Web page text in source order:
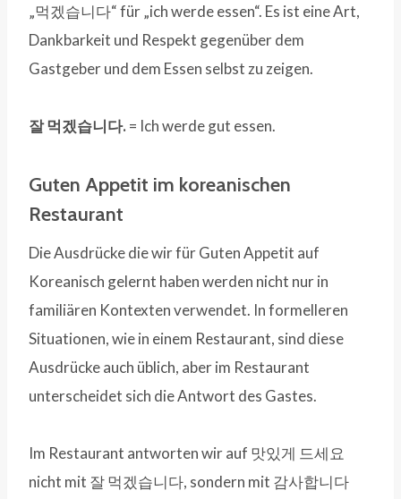
„먹겠습니다“ für „ich werde essen“. Es ist eine Art,
Dankbarkeit und Respekt gegenüber dem
Gastgeber und dem Essen selbst zu zeigen.
잘 먹겠습니다. = Ich werde gut essen.
Guten Appetit im koreanischen
Restaurant
Die Ausdrücke die wir für Guten Appetit auf
Koreanisch gelernt haben werden nicht nur in
familiären Kontexten verwendet. In formelleren
Situationen, wie in einem Restaurant, sind diese
Ausdrücke auch üblich, aber im Restaurant
unterscheidet sich die Antwort des Gastes.
Im Restaurant antworten wir auf 맛있게 드세요
nicht mit 잘 먹겠습니다, sondern mit 감사합니다